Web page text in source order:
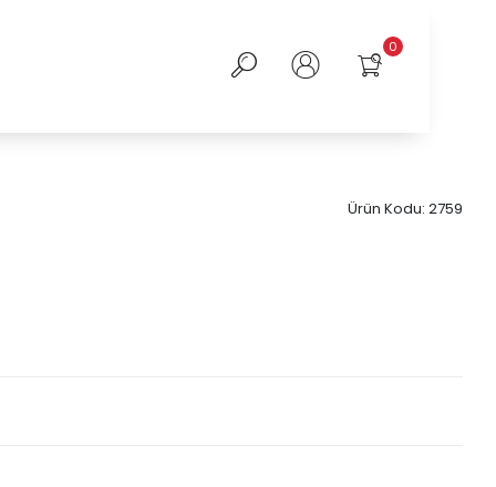
0
Ürün Kodu: 2759